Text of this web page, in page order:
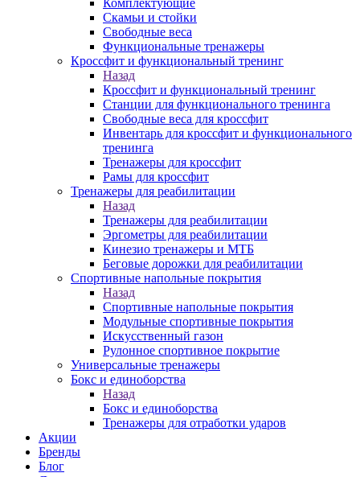
Комплектующие
Скамьи и стойки
Свободные веса
Функциональные тренажеры
Кроссфит и функциональный тренинг
Назад
Кроссфит и функциональный тренинг
Станции для функционального тренинга
Свободные веса для кроссфит
Инвентарь для кроссфит и функционального
тренинга
Тренажеры для кроссфит
Рамы для кроссфит
Тренажеры для реабилитации
Назад
Тренажеры для реабилитации
Эргометры для реабилитации
Кинезио тренажеры и МТБ
Беговые дорожки для реабилитации
Спортивные напольные покрытия
Назад
Спортивные напольные покрытия
Модульные спортивные покрытия
Искусственный газон
Рулонное спортивное покрытие
Универсальные тренажеры
Бокс и единоборства
Назад
Бокс и единоборства
Тренажеры для отработки ударов
Акции
Бренды
Блог